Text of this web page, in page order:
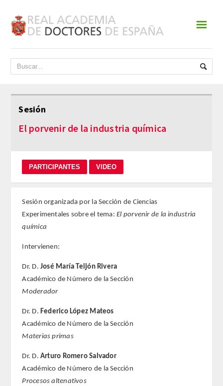
ACADEMIA
DATOS HISTÓRICOS
JUNTA DE GOBIERNO
ESTATUTOS
REGLAMENTO
FUNDACIÓN LIBERADE
ACADÉMICOS
SECCIONES
HUMANIDADES
☰
Sesión
El porvenir de la industria química
Sesión organizada por la Sección de Ciencias
Experimentales sobre el tema:El porvenir de la industria
química
Intervienen:
Dr. D. José María Teijón Rivera
Académico de Número de la Sección
Moderador
Dr. D. Federico López Mateos
Académico de Número de la Sección
Materias primas
Dr. D. Arturo Romero Salvador
Académico de Número de la Sección
Procesos altenativos